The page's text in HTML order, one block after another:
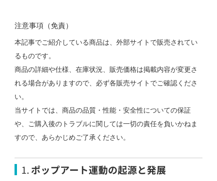
注意事項（免責）
本記事でご紹介している商品は、外部サイトで販売されてい
るものです。
商品の詳細や仕様、在庫状況、販売価格は掲載内容が変更さ
れる場合がありますので、必ず各販売サイトでご確認くださ
い。
当サイトでは、商品の品質・性能・安全性についての保証
や、ご購入後のトラブルに関しては一切の責任を負いかねま
すので、あらかじめご了承ください。
1. ポップアート運動の起源と発展